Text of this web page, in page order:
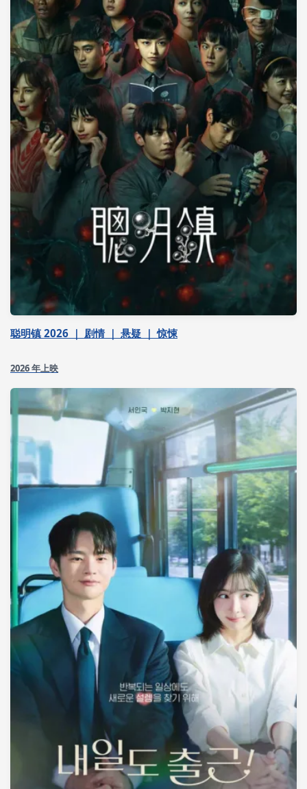
聪明镇 2026 ｜ 剧情 ｜ 悬疑 ｜ 惊悚
2026 年上映